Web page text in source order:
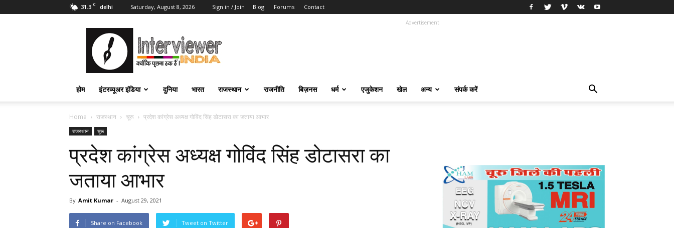
31.3 C delhi Saturday, August 8, 2026 Sign in / Join Blog Forums Contact
Interviewer
India
इंटरव्यूअर
इंडिया
Advertisement
होम इंटरव्यूअर इंडिया दुनिया भारत राजस्थान राजनीति बिज़नस धर्म एजुकेशन खेल अन्य संपर्क करें
Home राजस्थान चूरू प्रदेश कांग्रेस अध्यक्ष गोविंद सिंह डोटासरा का जताया आभार
राजस्थान चूरू
प्रदेश कांग्रेस अध्यक्ष गोविंद सिंह डोटासरा का
जताया आभार
By Amit Kumar - August 29, 2021
Share on Facebook Tweet on Twitter